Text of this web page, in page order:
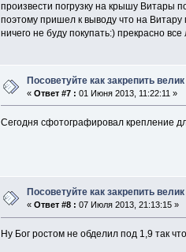
произвести погрузку на крышу Витары
поэтому пришел к выводу что на Витару
ничего не буду покупать:) прекрасно
Посоветуйте как закрепить велик
« Ответ #7 : 01 Июня 2013, 11:22:11 »
Сегодня сфотографировал крепление
Посоветуйте как закрепить велик
« Ответ #8 : 07 Июля 2013, 21:13:15 »
Ну Бог ростом не обделил под 1,9 так